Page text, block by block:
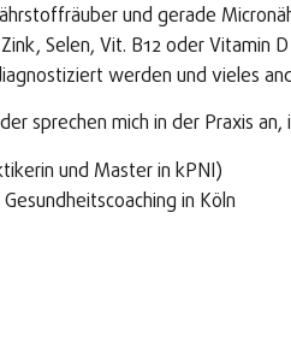
und gerade
Selen, Vit. B12 oder
werden und vieles
sprechen mich in der Praxis
und Master in kPNI)
in Köln